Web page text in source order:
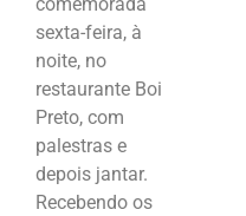
comemorada
sexta-feira, à
noite, no
restaurante Boi
Preto, com
palestras e
depois jantar.
Recebendo os